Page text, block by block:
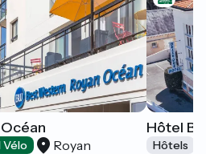
Vélo Royan
Hôtel
Hôtels